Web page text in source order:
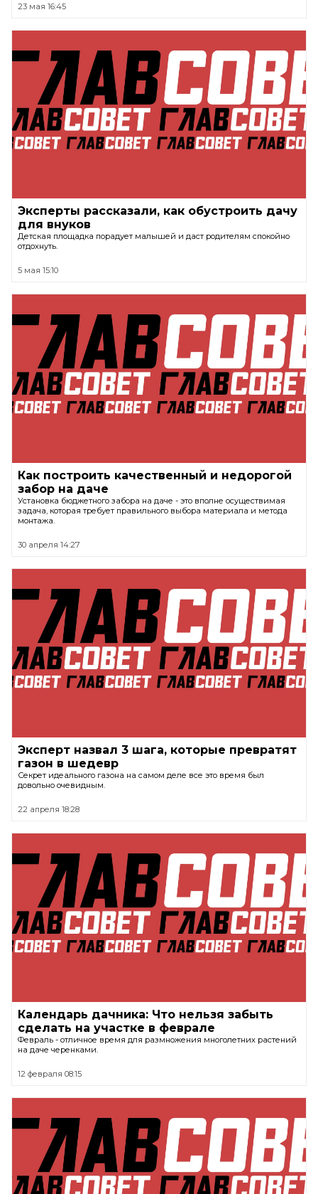
23 мая 16:45
Эксперты рассказали, как обустроить дачу
для внуков
Детская площадка порадует малышей и даст родителям спокойно
отдохнуть.
5 мая 15:10
Как построить качественный и недорогой
забор на даче
Установка бюджетного забора на даче - это вполне осуществимая
задача, которая требует правильного выбора материала и метода
монтажа.
30 апреля 14:27
Эксперт назвал 3 шага, которые превратят
газон в шедевр
Секрет идеального газона на самом деле все это время был
довольно очевидным.
22 апреля 18:28
Календарь дачника: Что нельзя забыть
сделать на участке в феврале
Февраль - отличное время для размножения многолетних растений
на даче черенками.
12 февраля 08:15